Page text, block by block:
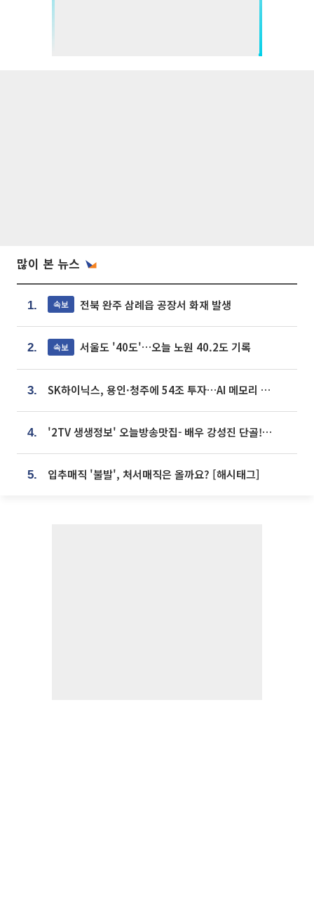
많이 본 뉴스
1. 속보 전북 완주 삼례읍 공장서 화재 발생
2. 속보 서울도 '40도'…오늘 노원 40.2도 기록
3. SK하이닉스, 용인·청주에 54조 투자…AI 메모리 생산기지 키운다
4. '2TV 생생정보' 오늘방송맛집- 배우 강성진 단골! 쌀국수ㆍ푸팟퐁 커리 맛집 '블○○○'
5. 입추매직 '불발', 처서매직은 올까요? [해시태그]